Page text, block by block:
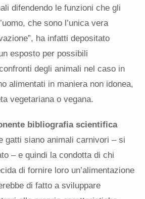
difendendo le funzioni che gli
che sono l’unica vera
ha infatti depositato
esposto per possibili
degli animali nel caso in
alimentati in maniera non idonea,
vegetariana o vegana.
bibliografia scientifica
gatti siano animali carnivori – si
– e quindi la condotta di chi
di fornire loro un’alimentazione
di fatto a sviluppare